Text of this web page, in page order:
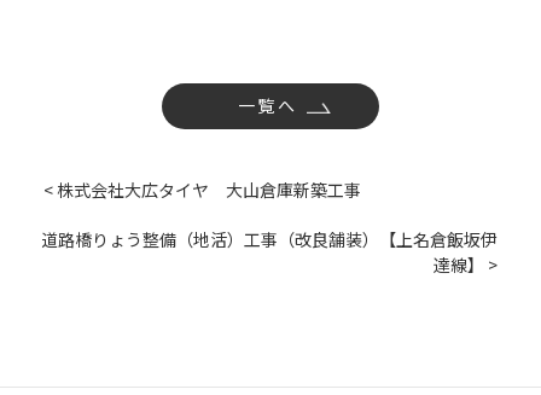
一覧へ
< 株式会社大広タイヤ 大山倉庫新築工事
道路橋りょう整備（地活）工事（改良舗装）【上名倉飯坂伊
達線】 >